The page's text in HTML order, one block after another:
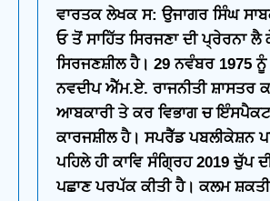
ਵਾਰਤਕ ਲੇਖਕ ਸ: ਉਜਾਗਰ ਸਿੰਘ
ਓ ਤੋਂ ਸਾਹਿੱਤ ਸਿਰਜਣਾ ਦੀ ਪ੍ਰੇਰਨਾ ਲੈ
ਸਿਰਜਣਸ਼ੀਲ ਹੈ। 29 ਨਵੰਬਰ 1975
ਨਵਦੀਪ ਐੱਮ.ਏ. ਰਾਜਨੀਤੀ ਸ਼ਾਸਤਰ
ਆਬਕਾਰੀ ਤੇ ਕਰ ਵਿਭਾਗ ਚ
ਕਾਰਜਸ਼ੀਲ ਹੈ। ਸਪਰੈੱਡ ਪਬਲੀਕੇਸ਼ਨ
ਪਹਿਲੇ ਹੀ ਕਾਵਿ ਸੰਗ੍ਰਿਹ 2019 ਚੁੱਪ
ਪਛਾਣ ਪਰਪੱਕ ਕੀਤੀ ਹੈ। ਕਲਮ ਸ਼ਕਤੀ